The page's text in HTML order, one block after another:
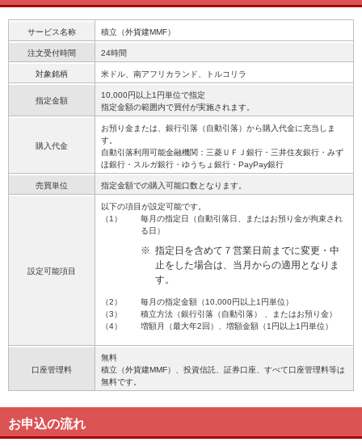
サービス名称 積立（外貨建MMF）
注文受付時間 24時間
対象銘柄 米ドル、南アフリカランド、トルコリラ
指定金額
10,000円以上1円単位で指定
指定金額の範囲内で買付が実施されます。
購入代金
お預り金または、銀行引落（自動引落）から購入代金に充当しま
す。
自動引落利用可能金融機関：三菱ＵＦＪ銀行・三井住友銀行・みず
ほ銀行・スルガ銀行・ゆうちょ銀行・PayPay銀行
売買単位 指定金額での購入可能口数となります。
設定可能項目
以下の項目が設定可能です。
（1）
毎月の指定日（自動引落日、またはお預り金が拘束され
る日）
※ 指定日を含めて７営業日前までに変更・中
止をした場合は、当月からの適用となりま
す。
（2）
毎月の指定金額（10,000円以上1円単位）
（3）
積立方法（銀行引落（自動引落） 、またはお預り金）
（4）
増額月（最大年2回）、増額金額（1円以上1円単位）
口座管理料
無料
積立（外貨建MMF）、投資信託、証券口座、すべて口座管理料等は
無料です。
お申込の流れ